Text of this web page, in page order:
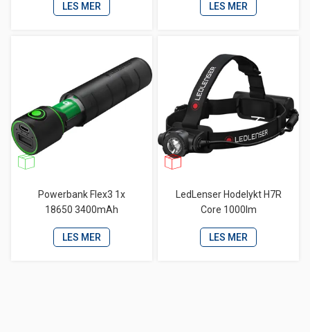
LES MER LES MER
Powerbank Flex3 1x
18650 3400mAh
LES MER
LedLenser Hodelykt H7R
Core 1000lm
LES MER